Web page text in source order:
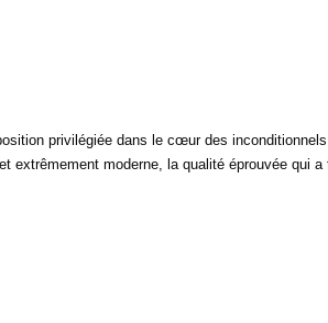
privilégiée dans le cœur des
extrêmement moderne, la qualité éprouvée qui